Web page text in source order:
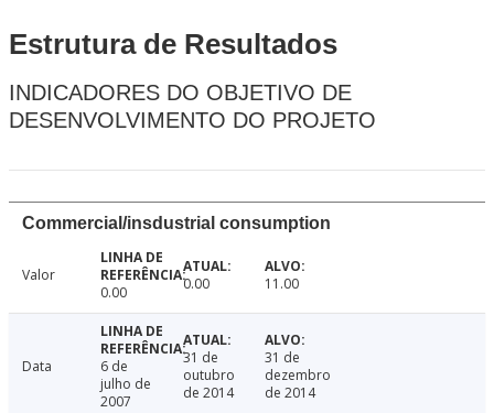
Estrutura de Resultados
INDICADORES DO OBJETIVO DE
DESENVOLVIMENTO DO PROJETO
Commercial/insdustrial consumption
Valor
0.00
0.00 11.00
Data
6 de
julho de
2007
31 de
outubro
de 2014
31 de
dezembro
de 2014